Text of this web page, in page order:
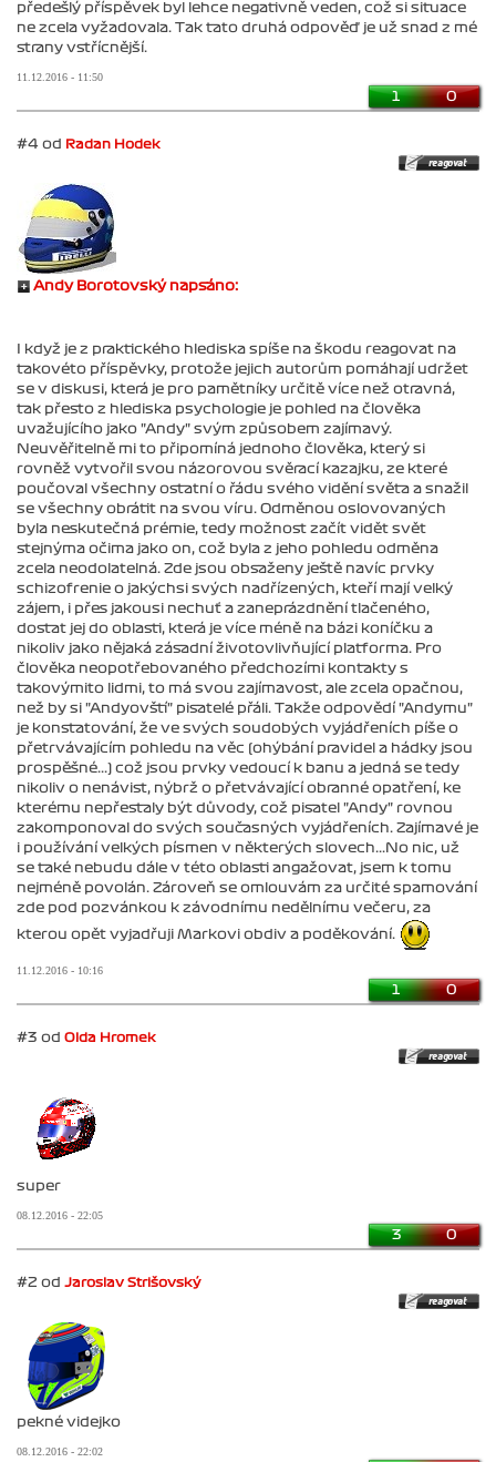
předešlý příspěvek byl lehce negativně veden, což si situace
ne zcela vyžadovala. Tak tato druhá odpověď je už snad z mé
strany vstřícnější.
11.12.2016 - 11:50
1 0
#4 od Radan Hodek
Andy Borotovský napsáno:
I když je z praktického hlediska spíše na škodu reagovat na
takovéto příspěvky, protože jejich autorům pomáhají udržet
se v diskusi, která je pro pamětníky určitě více než otravná,
tak přesto z hlediska psychologie je pohled na člověka
uvažujícího jako "Andy" svým způsobem zajímavý.
Neuvěřitelně mi to připomíná jednoho člověka, který si
rovněž vytvořil svou názorovou svěrací kazajku, ze které
poučoval všechny ostatní o řádu svého vidění světa a snažil
se všechny obrátit na svou víru. Odměnou oslovovaných
byla neskutečná prémie, tedy možnost začít vidět svět
stejnýma očima jako on, což byla z jeho pohledu odměna
zcela neodolatelná. Zde jsou obsaženy ještě navíc prvky
schizofrenie o jakýchsi svých nadřízených, kteří mají velký
zájem, i přes jakousi nechuť a zaneprázdnění tlačeného,
dostat jej do oblasti, která je více méně na bázi koníčku a
nikoliv jako nějaká zásadní životovlivňující platforma. Pro
člověka neopotřebovaného předchozími kontakty s
takovýmito lidmi, to má svou zajímavost, ale zcela opačnou,
než by si "Andyovští" pisatelé přáli. Takže odpovědí "Andymu"
je konstatování, že ve svých soudobých vyjádřeních píše o
přetrvávajícím pohledu na věc (ohýbání pravidel a hádky jsou
prospěšné...) což jsou prvky vedoucí k banu a jedná se tedy
nikoliv o nenávist, nýbrž o přetvávající obranné opatření, ke
kterému nepřestaly být důvody, což pisatel "Andy" rovnou
zakomponoval do svých současných vyjádřeních. Zajímavé je
i používání velkých písmen v některých slovech...No nic, už
se také nebudu dále v této oblasti angažovat, jsem k tomu
nejméně povolán. Zároveň se omlouvám za určité spamování
zde pod pozvánkou k závodnímu nedělnímu večeru, za
kterou opět vyjadřuji Markovi obdiv a poděkování.
11.12.2016 - 10:16
1 0
#3 od Olda Hromek
super
08.12.2016 - 22:05
3 0
#2 od Jaroslav Strišovský
pekné videjko
08.12.2016 - 22:02